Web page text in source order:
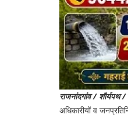
राजनांदगांव / शौर्यपथ /
अधिकारीयों व